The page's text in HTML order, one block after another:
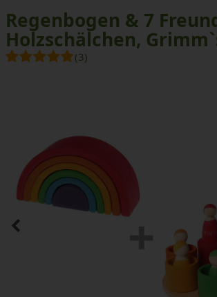
Regenbogen & 7
Holzschälchen,
(3)